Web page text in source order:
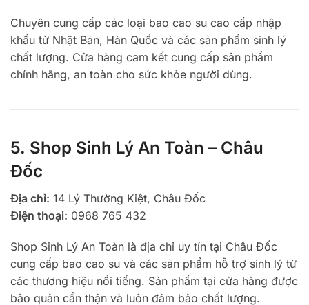
Chuyên cung cấp các loại bao cao su cao cấp nhập
khẩu từ Nhật Bản, Hàn Quốc và các sản phẩm sinh lý
chất lượng. Cửa hàng cam kết cung cấp sản phẩm
chính hãng, an toàn cho sức khỏe người dùng.
5. Shop Sinh Lý An Toàn – Châu
Đốc
Địa chỉ: 14 Lý Thường Kiệt, Châu Đốc
Điện thoại: 0968 765 432
Shop Sinh Lý An Toàn là địa chỉ uy tín tại Châu Đốc
cung cấp bao cao su và các sản phẩm hỗ trợ sinh lý từ
các thương hiệu nổi tiếng. Sản phẩm tại cửa hàng được
bảo quản cẩn thận và luôn đảm bảo chất lượng.